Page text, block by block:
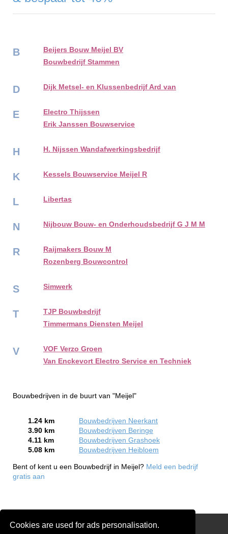
Cookies are used for ads personalisation.
B
Beijers Bouw Meijel BV
Bouwbedrijf Stammen
D Dijk Metsel- en Klussenbedrijf Ard van
E
Electro Thijssen
Erik Janssen Bouwservice
H H. Nijssen Wandafwerkingsbedrijf
K Kessels Bouwservice Meijel R
L Libertas
N Nijbouw Bouw- en Onderhoudsbedrijf G J M M
R
Raijmakers Bouw M
Rozenberg Bouwcontrol
S Simwerk
T
TJP Bouwbedrijf
Timmermans Diensten Meijel
V
VOF Verzo Groen
Van Enckevort Electro Service en Techniek
Bouwbedrijven in de buurt van "Meijel"
1.24 km
Bouwbedrijven Neerkant
3.90 km
Bouwbedrijven Beringe
4.11 km
Bouwbedrijven Grashoek
5.08 km
Bouwbedrijven Heibloem
Bent of kent u een Bouwbedrijf in Meijel? Meld een bedrijf
gratis aan
Links